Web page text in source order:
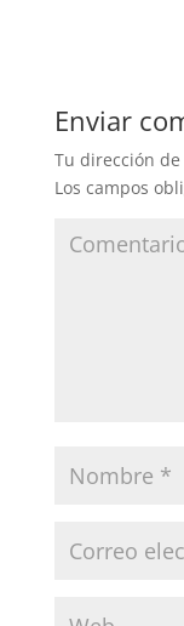
Enviar
Tu dirección
Los campos